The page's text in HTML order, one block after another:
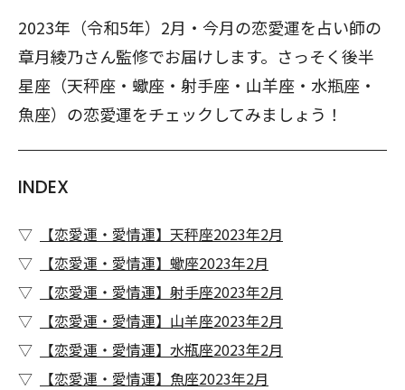
2023年（令和5年）2月・今月の恋愛運を占い師の
章月綾乃さん監修でお届けします。さっそく後半
星座（天秤座・蠍座・射手座・山羊座・水瓶座・
魚座）の恋愛運をチェックしてみましょう！
INDEX
【恋愛運・愛情運】天秤座2023年2月
【恋愛運・愛情運】蠍座2023年2月
【恋愛運・愛情運】射手座2023年2月
【恋愛運・愛情運】山羊座2023年2月
【恋愛運・愛情運】水瓶座2023年2月
【恋愛運・愛情運】魚座2023年2月